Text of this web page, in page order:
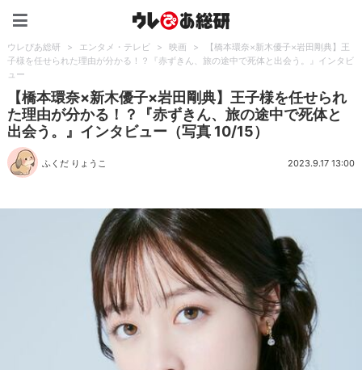
ウレぴあ総研 > エンタメ・テレビ > 映画 >
【橋本環奈×新木優子×岩田剛典】王
子様を任せられた理由が分かる！？『赤ずきん、旅の途中で死体と出会う。』インタビ
ュー
【橋本環奈×新木優子×岩田剛典】王子様を任せられ
た理由が分かる！？『赤ずきん、旅の途中で死体と
出会う。』インタビュー（写真 10/15）
ふくだ りょうこ 2023.9.17 13:00